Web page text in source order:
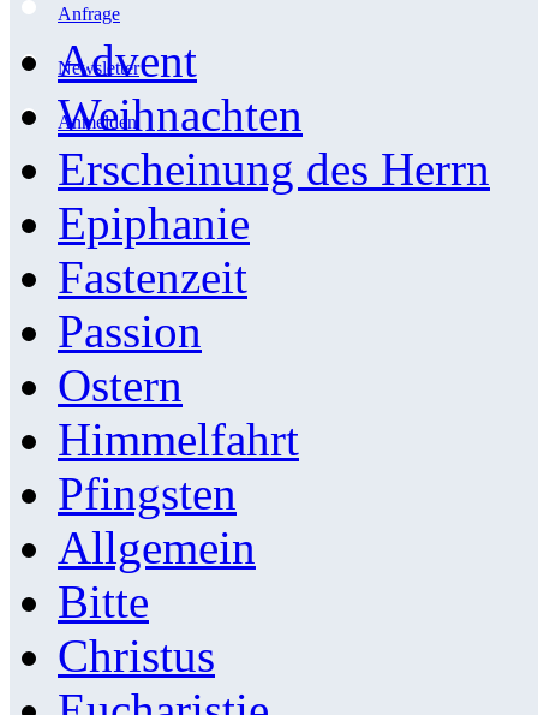
Anfrage
Newsletter
Anmelden
Advent
Weihnachten
Erscheinung des Herrn
Epiphanie
Fastenzeit
Passion
Ostern
Himmelfahrt
Pfingsten
Allgemein
Bitte
Christus